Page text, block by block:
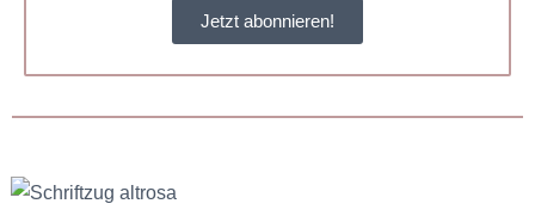
Jetzt abonnieren!